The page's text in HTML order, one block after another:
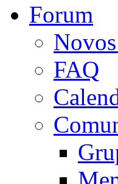
Forum
FAQ